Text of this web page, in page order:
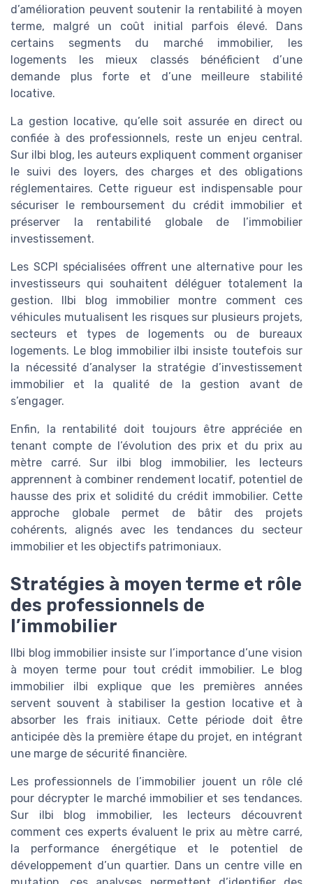
d’amélioration peuvent soutenir la rentabilité à moyen
terme, malgré un coût initial parfois élevé. Dans
certains segments du marché immobilier, les
logements les mieux classés bénéficient d’une
demande plus forte et d’une meilleure stabilité
locative.
La gestion locative, qu’elle soit assurée en direct ou
confiée à des professionnels, reste un enjeu central.
Sur ilbi blog, les auteurs expliquent comment organiser
le suivi des loyers, des charges et des obligations
réglementaires. Cette rigueur est indispensable pour
sécuriser le remboursement du crédit immobilier et
préserver la rentabilité globale de l’immobilier
investissement.
Les SCPI spécialisées offrent une alternative pour les
investisseurs qui souhaitent déléguer totalement la
gestion. Ilbi blog immobilier montre comment ces
véhicules mutualisent les risques sur plusieurs projets,
secteurs et types de logements ou de bureaux
logements. Le blog immobilier ilbi insiste toutefois sur
la nécessité d’analyser la stratégie d’investissement
immobilier et la qualité de la gestion avant de
s’engager.
Enfin, la rentabilité doit toujours être appréciée en
tenant compte de l’évolution des prix et du prix au
mètre carré. Sur ilbi blog immobilier, les lecteurs
apprennent à combiner rendement locatif, potentiel de
hausse des prix et solidité du crédit immobilier. Cette
approche globale permet de bâtir des projets
cohérents, alignés avec les tendances du secteur
immobilier et les objectifs patrimoniaux.
Stratégies à moyen terme et rôle
des professionnels de
l’immobilier
Ilbi blog immobilier insiste sur l’importance d’une vision
à moyen terme pour tout crédit immobilier. Le blog
immobilier ilbi explique que les premières années
servent souvent à stabiliser la gestion locative et à
absorber les frais initiaux. Cette période doit être
anticipée dès la première étape du projet, en intégrant
une marge de sécurité financière.
Les professionnels de l’immobilier jouent un rôle clé
pour décrypter le marché immobilier et ses tendances.
Sur ilbi blog immobilier, les lecteurs découvrent
comment ces experts évaluent le prix au mètre carré,
la performance énergétique et le potentiel de
développement d’un quartier. Dans un centre ville en